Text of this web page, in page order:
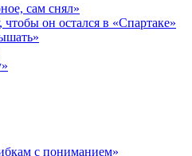
сам снял»
он остался в «Спартаке»
с пониманием»